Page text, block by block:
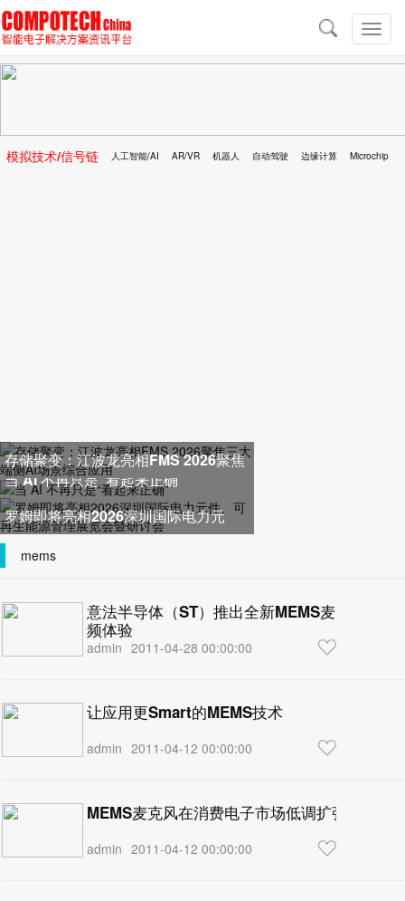
切
换
导
导
航
模拟技术/信号链 人工智能/AI AR/VR 机器人 自动驾驶 边缘计算 Microchip
存储聚变：江波龙亮相FMS 2026聚焦
三大端侧AI场景综合应用
当 AI 不再只是“看起来正确”
罗姆即将亮相2026深圳国际电力元
件、可再生能源管理展览会暨研
mems
意法半导体（ST）推出全新MEMS麦克风，
频体验
admin 2011-04-28 00:00:00
让应用更Smart的MEMS技术
admin 2011-04-12 00:00:00
MEMS麦克风在消费电子市场低调扩张
admin 2011-04-12 00:00:00